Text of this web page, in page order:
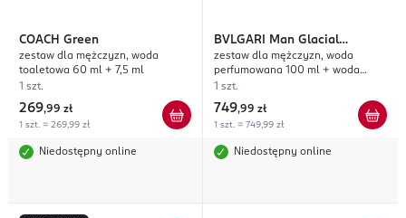
COACH Green
zestaw dla mężczyzn, woda
toaletowa 60 ml + 7,5 ml
1 szt.
269,99 zł
1 szt. = 269,99 zł
Niedostępny online
BVLGARI
Man Glacial
Essence
zestaw dla mężczyzn, woda
perfumowana 100 ml + woda
perfumowana 15 ml
1 szt.
749,99 zł
1 szt. = 749,99 zł
Niedostępny online